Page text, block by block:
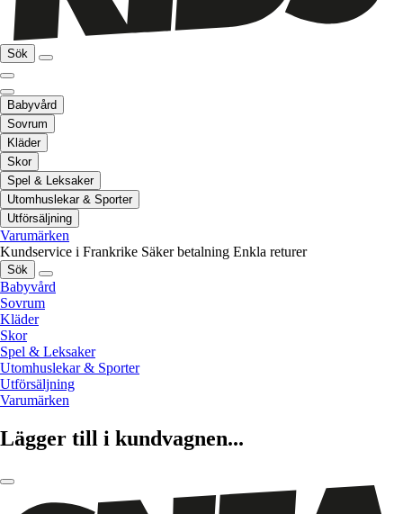
Sök
Babyvård
Sovrum
Kläder
Skor
Spel & Leksaker
Utomhuslekar & Sporter
Utförsäljning
Varumärken
Kundservice i Frankrike Säker betalning Enkla returer
Sök
Babyvård
Sovrum
Kläder
Skor
Spel & Leksaker
Utomhuslekar & Sporter
Utförsäljning
Varumärken
Lägger till i kundvagnen...